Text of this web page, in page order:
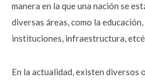
manera en la que una nación se
diversas áreas, como la
instituciones, infraestructura,
En la actualidad, existen diversos